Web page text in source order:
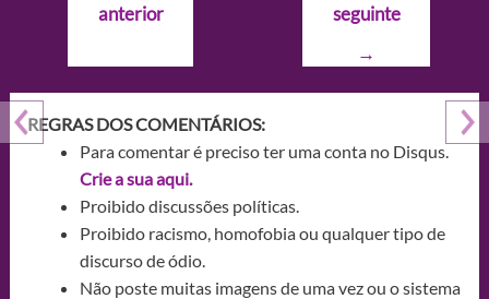
Postanterior
seguinte
→
REGRAS DOS COMENTÁRIOS:
Para comentar é preciso ter uma conta no Disqus.
Crie a sua aqui.
Proibido discussões políticas.
Proibido racismo, homofobia ou qualquer tipo de
discurso de ódio.
Não poste muitas imagens de uma vez ou o sistema